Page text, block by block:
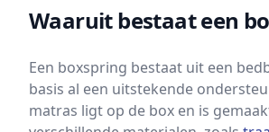
Waaruit bestaat een
Een boxspring bestaat uit een
basis al een uitstekende
matras ligt op de box en is